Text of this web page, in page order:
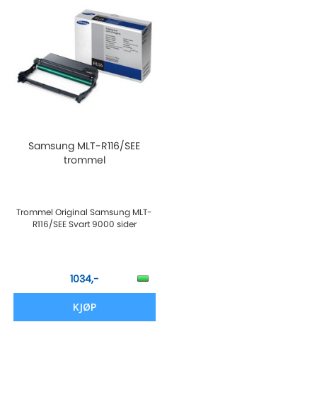
Samsung MLT-R116/SEE
trommel
Trommel Original Samsung MLT-
R116/SEE Svart 9000 sider
1034,-
KJØP